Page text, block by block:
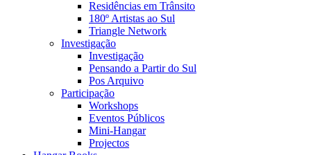
Residências em Trânsito
180º Artistas ao Sul
Triangle Network
Investigação
Investigação
Pensando a Partir do Sul
Pos Arquivo
Participação
Workshops
Eventos Públicos
Mini-Hangar
Projectos